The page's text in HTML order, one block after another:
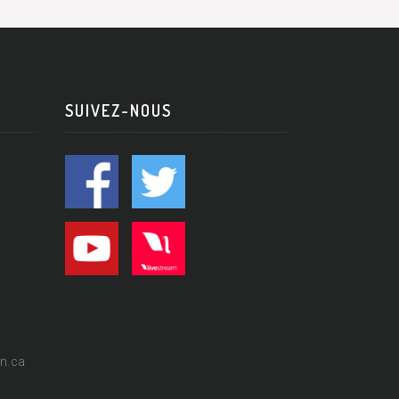
SUIVEZ-NOUS